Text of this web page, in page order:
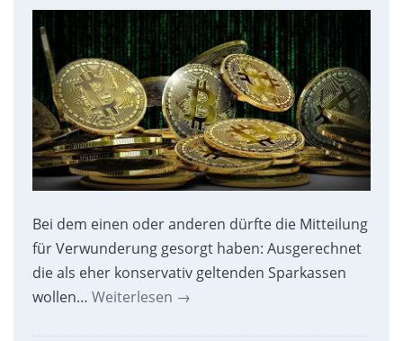
Bei dem einen oder anderen dürfte die Mitteilung
für Verwunderung gesorgt haben: Ausgerechnet
die als eher konservativ geltenden Sparkassen
wollen… Weiterlesen →